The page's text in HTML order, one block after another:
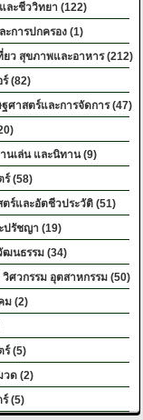
ละชีววิทยา (122)
ะการปกครอง (1)
ยว สุขภาพและอาหาร (212)
(82)
ฐศาสตร์และการจัดการ (47)
นเล่น และนิทาน (9)
ร์ (58)
ร์และอัตชีวประวัติ (51)
ปรัชญา (19)
ฒนธรรม (34)
วิศวกรรม อุตสาหกรรม (50)
ม (2)
ร์ (5)
วด (2)
(5)